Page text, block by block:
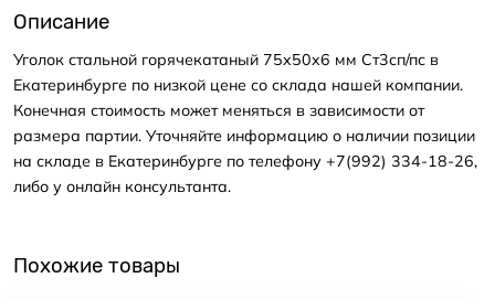
Описание
Уголок стальной горячекатаный 75x50x6 мм Ст3сп/пс в
Екатеринбурге по низкой цене со склада нашей компании.
Конечная стоимость может меняться в зависимости от
размера партии. Уточняйте информацию о наличии позиции
на складе в Екатеринбурге по телефону +7(992) 334-18-26,
либо у онлайн консультанта.
Похожие товары